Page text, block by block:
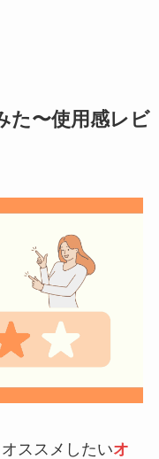
た〜使用感レビ
ススメしたいオ